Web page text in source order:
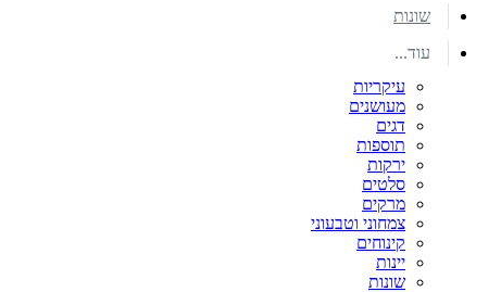
שונות
עוד...
עיקריות
מעושנים
דגים
תוספות
ירקות
סלטים
מרקים
צמחוני וטבעוני
קינוחים
יינות
שונות